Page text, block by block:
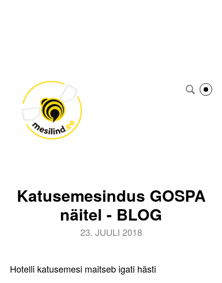
Katusemesindus GOSPA
näitel - BLOG
23. JUULI 2018
Hotelli katusemesi maitseb igati hästi